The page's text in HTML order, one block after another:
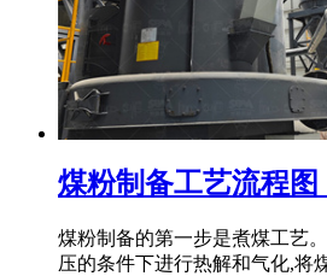
煤粉制备工艺流程图
煤粉制备的第一步是煮煤工艺
压的条件下进行热解和气化,将